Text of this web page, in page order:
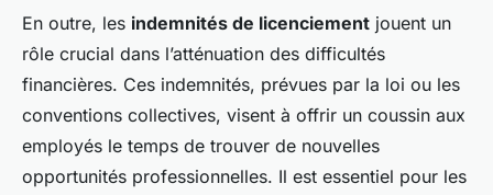
En outre, les indemnités de licenciement jouent un
rôle crucial dans l’atténuation des difficultés
financières. Ces indemnités, prévues par la loi ou les
conventions collectives, visent à offrir un coussin aux
employés le temps de trouver de nouvelles
opportunités professionnelles. Il est essentiel pour les